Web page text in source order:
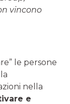
vincono
le persone
nella
e